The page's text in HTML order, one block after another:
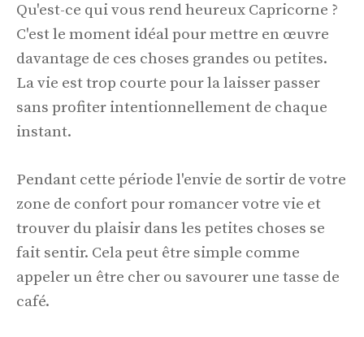
Qu'est-ce qui vous rend heureux Capricorne ?
C'est le moment idéal pour mettre en œuvre
davantage de ces choses grandes ou petites.
La vie est trop courte pour la laisser passer
sans profiter intentionnellement de chaque
instant.
Pendant cette période l'envie de sortir de votre
zone de confort pour romancer votre vie et
trouver du plaisir dans les petites choses se
fait sentir. Cela peut être simple comme
appeler un être cher ou savourer une tasse de
café.